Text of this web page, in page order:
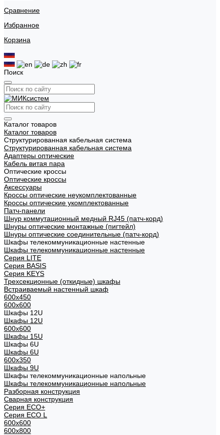
Сравнение
Избранное
Корзина
Поиск
Каталог товаров
Каталог товаров
Структурированная кабельная система
Структурированная кабельная система
Адаптеры оптические
Кабель витая пара
Оптические кроссы
Оптические кроссы
Аксессуары
Кроссы оптические неукомплектованные
Кроссы оптические укомплектованные
Патч-панели
Шнур коммутационный медный RJ45 (патч-корд)
Шнуры оптические монтажные (пигтейл)
Шнуры оптические соединительные (патч-корд)
Шкафы телекоммуникационные настенные
Шкафы телекоммуникационные настенные
Cерия LITE
Cерия BASIS
Cерия KEYS
Трехсекционные (откидные) шкафы
Встраиваемый настенный шкаф
600x450
600x600
Шкафы 12U
Шкафы 12U
600x600
Шкафы 15U
Шкафы 6U
Шкафы 6U
600x350
Шкафы 9U
Шкафы телекоммуникационные напольные
Шкафы телекоммуникационные напольные
Разборная конструкция
Сварная конструкция
Серия ECO+
Серия ECO L
600x600
600x800